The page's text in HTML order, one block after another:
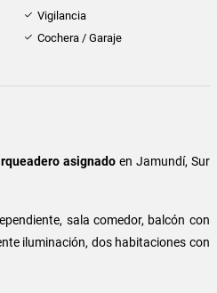
Vigilancia
Cochera / Garaje
asignadoen Jamundí, Sur
sala comedor, balcón con
iluminación, dos habitaciones con